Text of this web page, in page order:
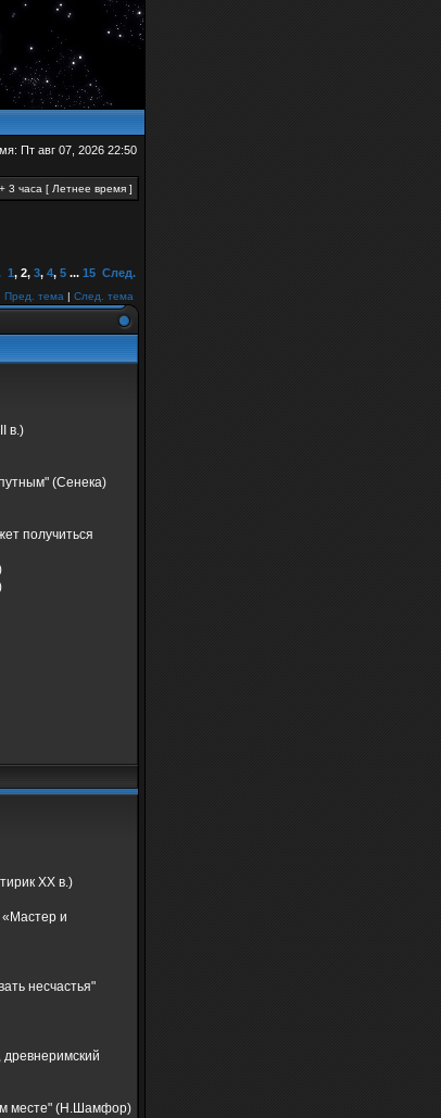
Пт авг 07, 2026 22:50
3 часа [ Летнее время ]
1, 2, 3, 4, 5 ... 15 След.
Пред. тема | След. тема
в.)
(Сенека)
получиться
ХХ в.)
«Мастер и
несчастья"
месте" (Н.Шамфор)